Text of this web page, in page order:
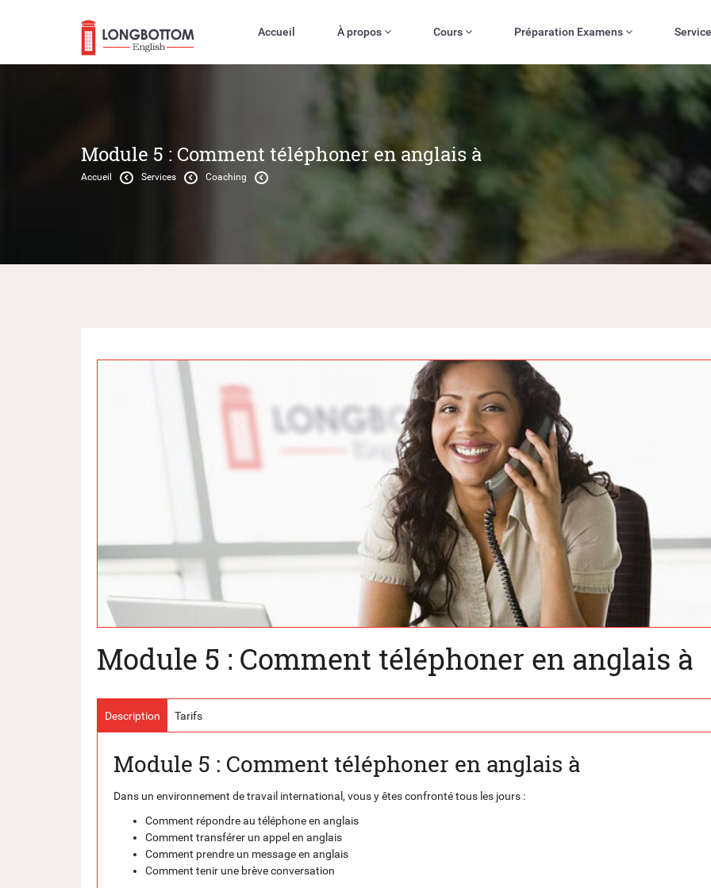
Accueil À propos Cours Préparation Examens
Module 5 : Comment téléphoner en anglais à
Accueil Services Coaching
Module 5 : Comment téléphoner en anglais à
Description Tarifs
Module 5 : Comment téléphoner en anglais à
Dans un environnement de travail international, vous y êtes confronté tous les jours :
Comment répondre au téléphone en anglais
Comment transférer un appel en anglais
Comment prendre un message en anglais
Comment tenir une brève conversation